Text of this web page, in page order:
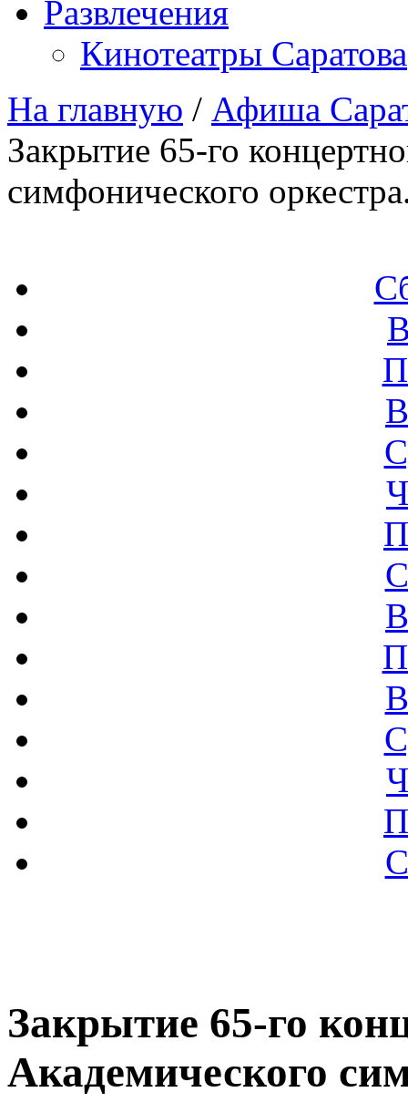
Развлечения
Кинотеатры Саратова
На главную / Афиша
Закрытие 65-го
симфонического
Закрытие 65-го
Академического